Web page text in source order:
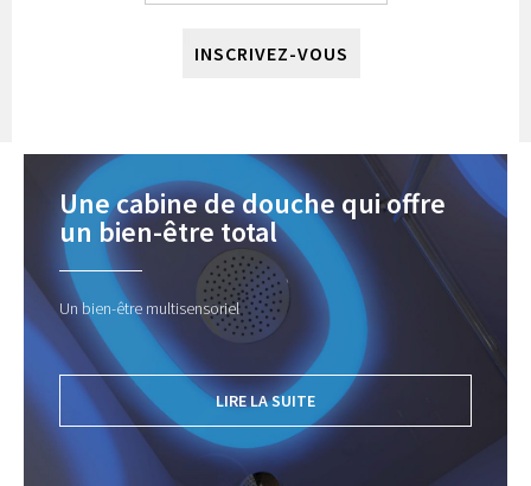
INSCRIVEZ-VOUS
Une cabine de douche qui offre
un bien-être total
Un bien-être multisensoriel
LIRE LA SUITE